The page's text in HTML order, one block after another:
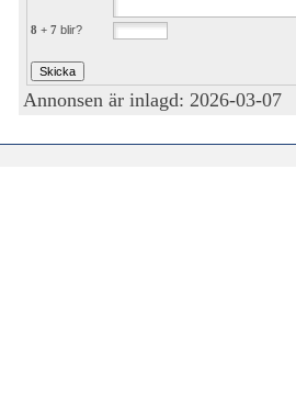
8 + 7 blir?
Annonsen är inlagd: 2026-03-07